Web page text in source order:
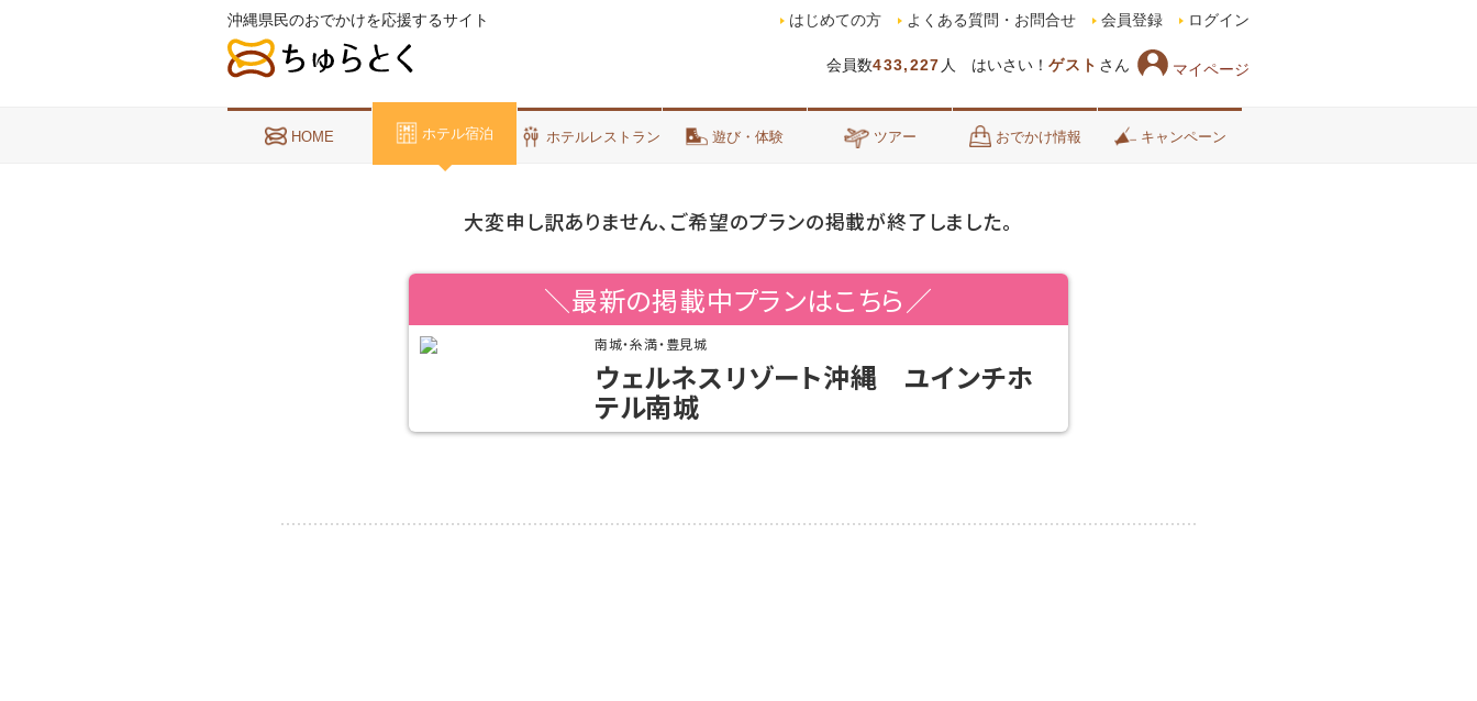
沖縄県民のおでかけを応援するサイト
会員数433,227 人 はいさい！ ゲスト さん マイページ
はじめての方 よくある質問・お問合せ 会員登録 ログイン
HOME ホテル宿泊 ホテルレストラン 遊び・体験 ツアー おでかけ情報 キャンペーン
大変申し訳ありません、ご希望のプランの掲載が終了しました。
＼最新の掲載中プランはこちら／
南城・糸満・豊見城
ウェルネスリゾート沖縄 ユインチホ
テル南城